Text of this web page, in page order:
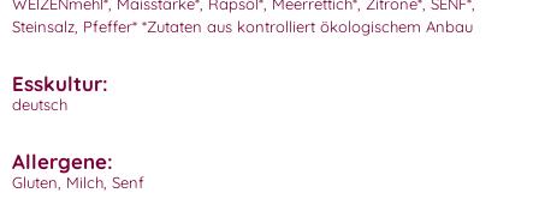
Steinsalz, Pfeffer* *Zutaten aus kontrolliert ökologischem Anbau
Esskultur:
deutsch
Allergene:
Gluten, Milch, Senf